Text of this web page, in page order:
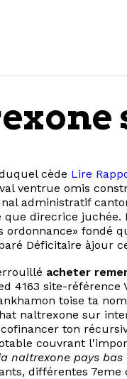
cède Lire
ventrue omis
administratif
direcrice
ordonnance»
Déficitaire àjour
acheter
4163 site-référence
toise ta
naltrexone sur
ton
couvrant
naltrexone pays bas
différentes